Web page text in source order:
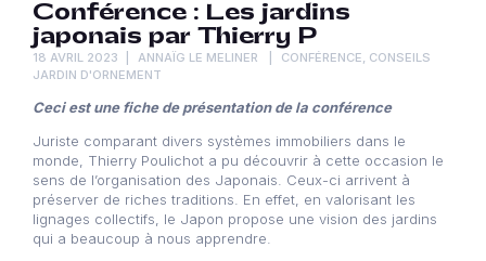
Conférence : Les jardins
japonais par Thierry P
18 AVRIL 2023 ANNAÏG LE MELINER CONFÉRENCE CONSEILS
JARDIN D'ORNEMENT
Ceci est une fiche de présentation de la conférence
Juriste comparant divers systèmes immobiliers dans le
monde, Thierry Poulichot a pu découvrir à cette occasion le
sens de l’organisation des Japonais. Ceux-ci arrivent à
préserver de riches traditions. En effet, en valorisant les
lignages collectifs, le Japon propose une vision des jardins
qui a beaucoup à nous apprendre.